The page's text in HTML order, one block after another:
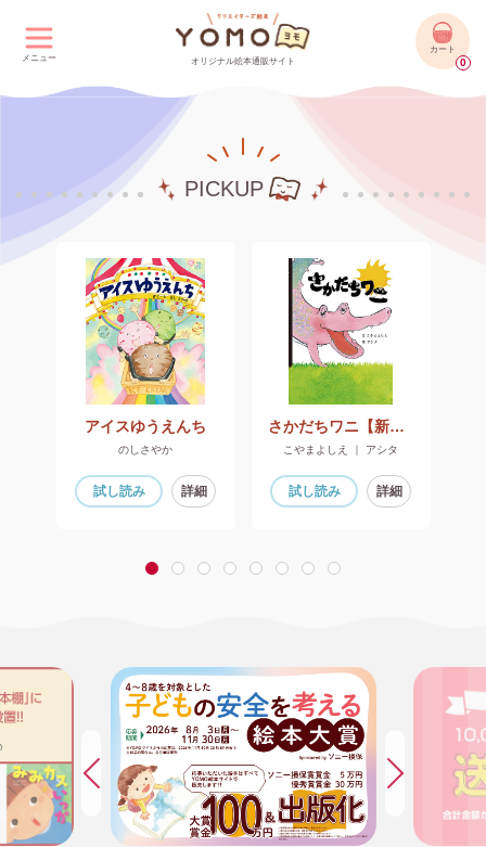
メニュー オリジナル絵本通販サイト
カート
0
PICKUP
アイスゆうえんち
のしさやか
試し読み 詳細
さかだちワニ【新装版】
こやまよしえ ｜ アシタ
試し読み 詳細
1 2 3 4 5 6 7 8